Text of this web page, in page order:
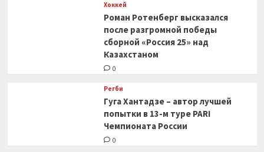
Хоккей
Роман Ротенберг высказался
после разгромной победы
сборной «Россия 25» над
Казахстаном
0
Регби
Гуга Хантадзе – автор лучшей
попытки в 13-м туре PARI
Чемпионата России
0